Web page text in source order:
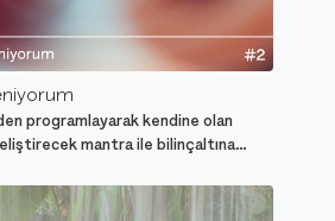
programlayarak kendine olan
mantra ile bilinçaltına